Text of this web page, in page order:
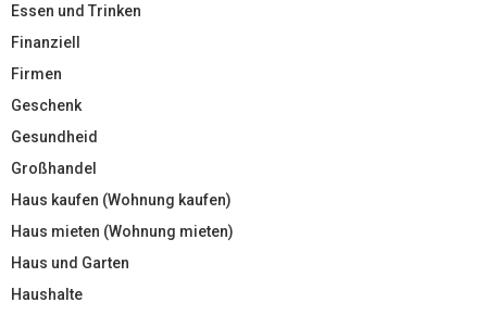
Essen und Trinken
Finanziell
Firmen
Geschenk
Gesundheid
Großhandel
Haus kaufen (Wohnung kaufen)
Haus mieten (Wohnung mieten)
Haus und Garten
Haushalte